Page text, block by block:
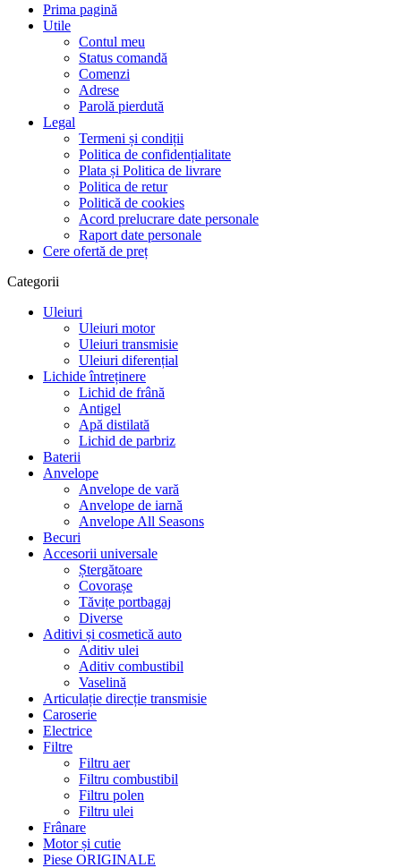
Prima pagină
Utile
Contul meu
Status comandă
Comenzi
Adrese
Parolă pierdută
Legal
Termeni și condiții
Politica de confidențialitate
Plata și Politica de livrare
Politica de retur
Politică de cookies
Acord prelucrare date personale
Raport date personale
Cere ofertă de preț
Categorii
Uleiuri
Uleiuri motor
Uleiuri transmisie
Uleiuri diferențial
Lichide întreținere
Lichid de frână
Antigel
Apă distilată
Lichid de parbriz
Baterii
Anvelope
Anvelope de vară
Anvelope de iarnă
Anvelope All Seasons
Becuri
Accesorii universale
Ștergătoare
Covorașe
Tăvițe portbagaj
Diverse
Aditivi și cosmetică auto
Aditiv ulei
Aditiv combustibil
Vaselină
Articulație direcție transmisie
Caroserie
Electrice
Filtre
Filtru aer
Filtru combustibil
Filtru polen
Filtru ulei
Frânare
Motor și cutie
Piese ORIGINALE